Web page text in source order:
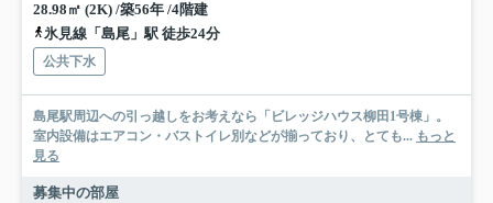
28.98㎡ (2K) /築56年 /4階建
氷見線「島尾」駅 徒歩24分
公共下水
島尾駅周辺への引っ越しをお考えなら「ビレッジハウス柳田1号棟」。
室内設備はエアコン・バストイレ別などが揃っており、とても... もっと
見る
募集中の部屋